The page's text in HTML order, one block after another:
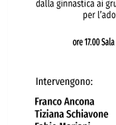
Ddl Lobby, Uisp: